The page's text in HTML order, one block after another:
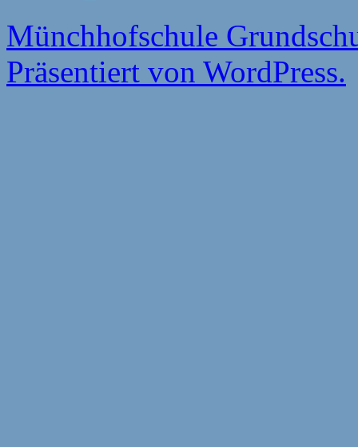
Münchhofschule
Präsentiert von WordPress.